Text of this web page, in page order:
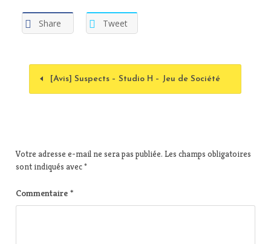
Share Tweet
[Avis] Suspects – Studio H – Jeu de Société
Votre adresse e-mail ne sera pas publiée. Les champs obligatoires
sont indiqués avec*
Commentaire *